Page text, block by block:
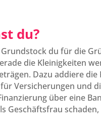
du?
du für die
die Kleinigkeiten
Dazu addiere
Versicherungen und
über eine
Geschäftsfrau